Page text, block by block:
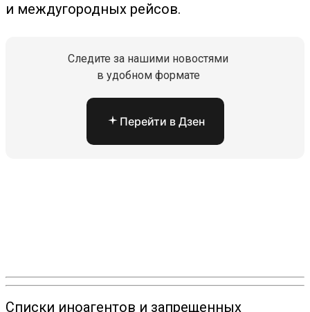
и междугородных рейсов.
Следите за нашими новостями
в удобном формате
Перейти в Дзен
Списки иноагентов и запрещенных